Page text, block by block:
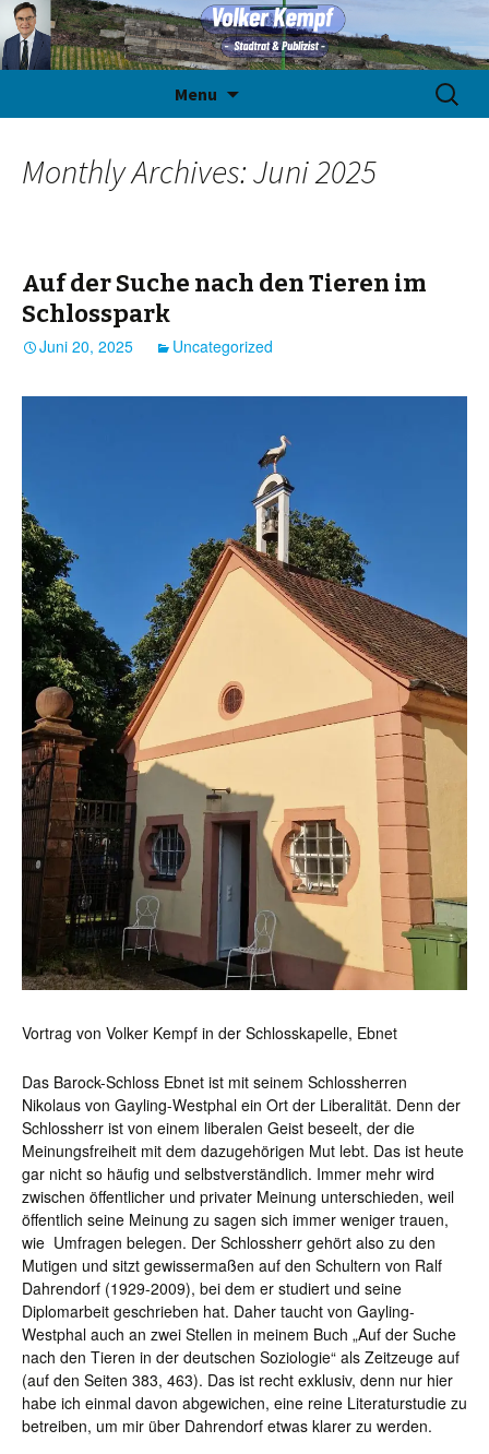
Menu
Suche
nach:
Monthly Archives: Juni 2025
Auf der Suche nach den Tieren im
Schlosspark
Juni 20, 2025 Uncategorized
Vortrag von Volker Kempf in der Schlosskapelle, Ebnet
Das Barock-Schloss Ebnet ist mit seinem Schlossherren
Nikolaus von Gayling-Westphal ein Ort der Liberalität. Denn der
Schlossherr ist von einem liberalen Geist beseelt, der die
Meinungsfreiheit mit dem dazugehörigen Mut lebt. Das ist heute
gar nicht so häufig und selbstverständlich. Immer mehr wird
zwischen öffentlicher und privater Meinung unterschieden, weil
öffentlich seine Meinung zu sagen sich immer weniger trauen,
wie Umfragen belegen. Der Schlossherr gehört also zu den
Mutigen und sitzt gewissermaßen auf den Schultern von Ralf
Dahrendorf (1929-2009), bei dem er studiert und seine
Diplomarbeit geschrieben hat. Daher taucht von Gayling-
Westphal auch an zwei Stellen in meinem Buch „Auf der Suche
nach den Tieren in der deutschen Soziologie“ als Zeitzeuge auf
(auf den Seiten 383, 463). Das ist recht exklusiv, denn nur hier
habe ich einmal davon abgewichen, eine reine Literaturstudie zu
betreiben, um mir über Dahrendorf etwas klarer zu werden.